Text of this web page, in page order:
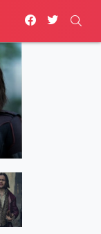
facebooktwitter